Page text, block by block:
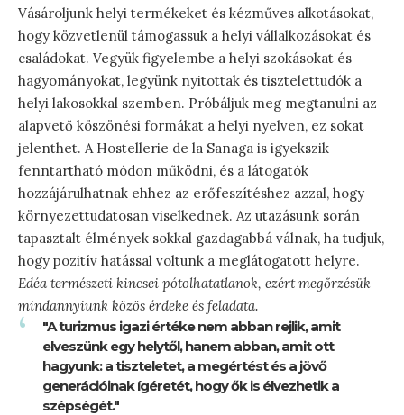
Vásároljunk helyi termékeket és kézműves alkotásokat,
hogy közvetlenül támogassuk a helyi vállalkozásokat és
családokat. Vegyük figyelembe a helyi szokásokat és
hagyományokat, legyünk nyitottak és tisztelettudók a
helyi lakosokkal szemben. Próbáljuk meg megtanulni az
alapvető köszönési formákat a helyi nyelven, ez sokat
jelenthet. A Hostellerie de la Sanaga is igyekszik
fenntartható módon működni, és a látogatók
hozzájárulhatnak ehhez az erőfeszítéshez azzal, hogy
környezettudatosan viselkednek. Az utazásunk során
tapasztalt élmények sokkal gazdagabbá válnak, ha tudjuk,
hogy pozitív hatással voltunk a meglátogatott helyre.
Edéa természeti kincsei pótolhatatlanok, ezért megőrzésük
mindannyiunk közös érdeke és feladata.
"A turizmus igazi értéke nem abban rejlik, amit
elveszünk egy helytől, hanem abban, amit ott
hagyunk: a tiszteletet, a megértést és a jövő
generációinak ígéretét, hogy ők is élvezhetik a
szépségét."